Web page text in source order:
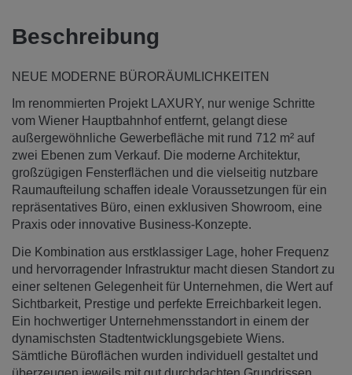
Beschreibung
NEUE MODERNE BÜRORÄUMLICHKEITEN
Im renommierten Projekt LAXURY, nur wenige Schritte
vom Wiener Hauptbahnhof entfernt, gelangt diese
außergewöhnliche Gewerbefläche mit rund 712 m² auf
zwei Ebenen zum Verkauf. Die moderne Architektur,
großzügigen Fensterflächen und die vielseitig nutzbare
Raumaufteilung schaffen ideale Voraussetzungen für ein
repräsentatives Büro, einen exklusiven Showroom, eine
Praxis oder innovative Business-Konzepte.
Die Kombination aus erstklassiger Lage, hoher Frequenz
und hervorragender Infrastruktur macht diesen Standort zu
einer seltenen Gelegenheit für Unternehmen, die Wert auf
Sichtbarkeit, Prestige und perfekte Erreichbarkeit legen.
Ein hochwertiger Unternehmensstandort in einem der
dynamischsten Stadtentwicklungsgebiete Wiens.
Sämtliche Büroflächen wurden individuell gestaltet und